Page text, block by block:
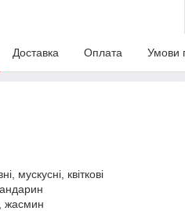
Доставка Оплата Умови
мускусні, квіткові
жасмин